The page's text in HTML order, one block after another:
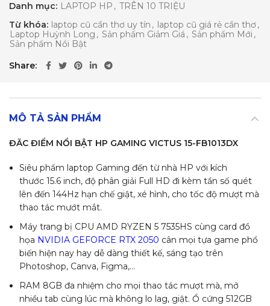
Danh mục: LAPTOP HP , TRÊN 10 TRIỆU
Từ khóa: laptop cũ cần thơ uy tín , laptop cũ giá rẻ cần thơ ,
Laptop Huỳnh Long , Sản phẩm Giảm Giá , Sản phẩm Mới ,
Sản phẩm Nổi Bật
Share
MÔ TẢ SẢN PHẨM
ĐĂC ĐIỂM NỔI BẬT HP GAMING VICTUS 15-FB1013DX
Siêu phẩm laptop Gaming đến từ nhà HP với kích
thước 15.6 inch, độ phân giải Full HD đi kèm tần số quét
lên đến 144Hz hạn chế giật, xé hình, cho tốc độ mượt mà
thao tác mướt mắt.
Máy trang bị CPU AMD RYZEN 5 7535HS cùng card đồ
họa NVIDIA GEFORCE RTX 2050 cân mọi tựa game phổ
biến hiện nay hay dễ dàng thiết kế, sáng tạo trên
Photoshop, Canva, Figma,…
RAM 8GB đa nhiệm cho mọi thao tác mượt mà, mở
nhiều tab cùng lúc mà không lo lag, giật. Ổ cứng 512GB